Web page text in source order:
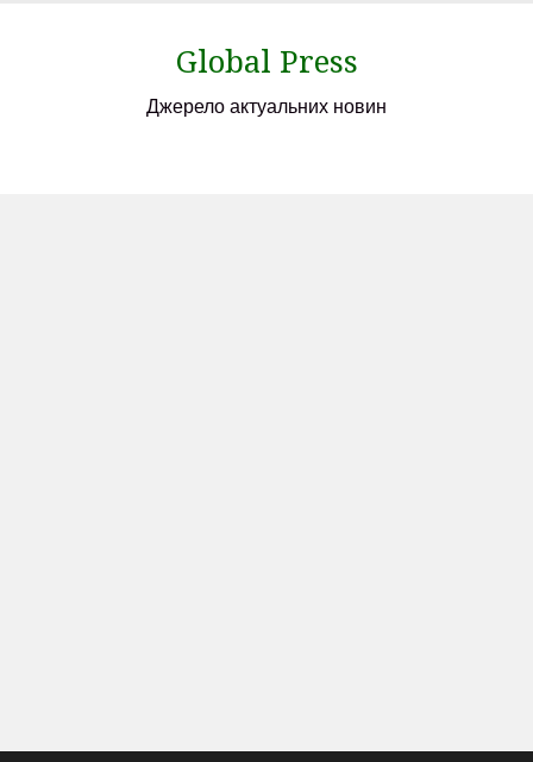
Global Press
Джерело актуальних новин